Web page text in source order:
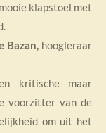
klapstoel met
Bazan, hoogleraar
kritische maar
voorzitter van de
om uit het